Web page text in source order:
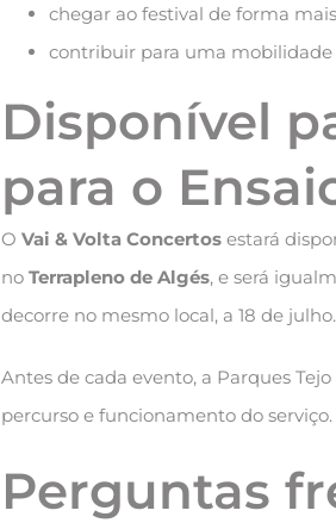
chegar ao festival de forma
contribuir para uma mobilidade
Disponível
para o
O Vai & Volta Concertosestará
no Terrapleno de Algés, e será
decorre no mesmo local, a 18 de julho.
Antes de cada evento, a Parques
percurso e funcionamento do serviço.
Perguntas